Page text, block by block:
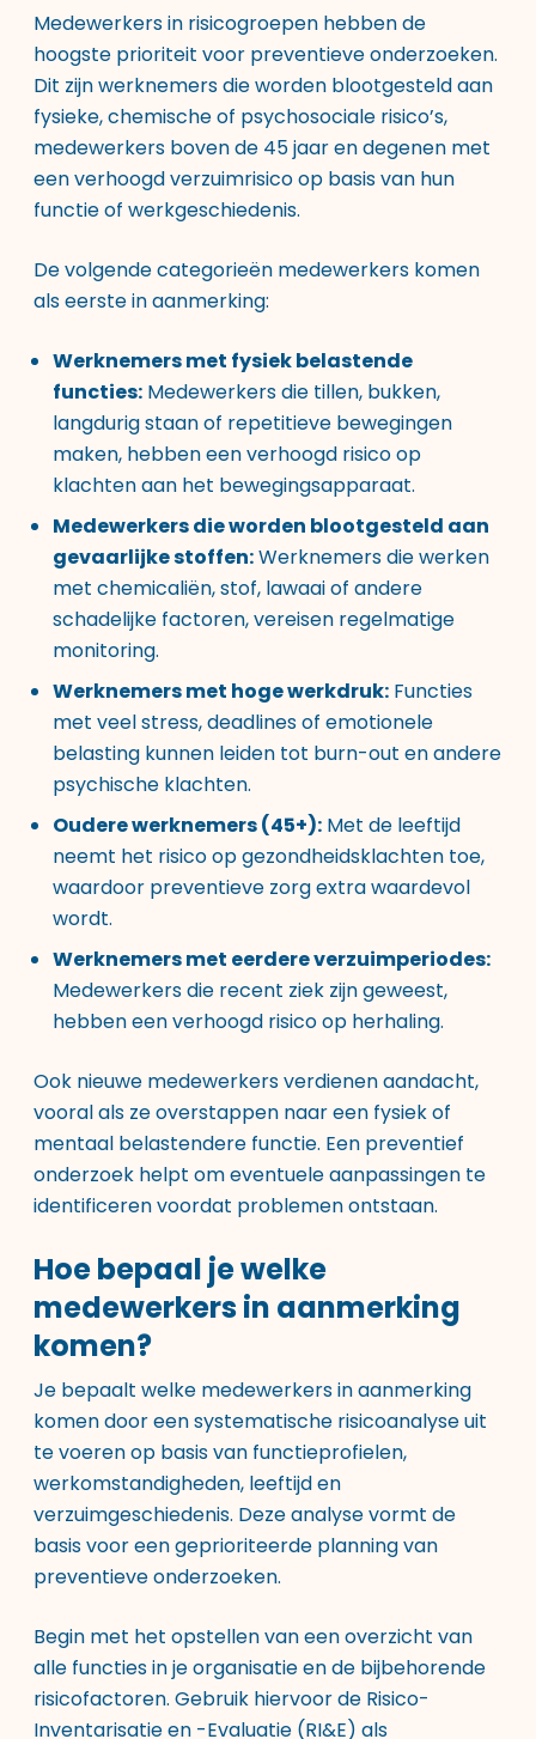
Medewerkers in risicogroepen hebben de
hoogste prioriteit voor preventieve onderzoeken.
Dit zijn werknemers die worden blootgesteld aan
fysieke, chemische of psychosociale risico’s,
medewerkers boven de 45 jaar en degenen met
een verhoogd verzuimrisico op basis van hun
functie of werkgeschiedenis.
De volgende categorieën medewerkers komen
als eerste in aanmerking:
Werknemers met fysiek belastende
functies: Medewerkers die tillen, bukken,
langdurig staan of repetitieve bewegingen
maken, hebben een verhoogd risico op
klachten aan het bewegingsapparaat.
Medewerkers die worden blootgesteld aan
gevaarlijke stoffen:Werknemers die werken
met chemicaliën, stof, lawaai of andere
schadelijke factoren, vereisen regelmatige
monitoring.
Werknemers met hoge werkdruk: Functies
met veel stress, deadlines of emotionele
belasting kunnen leiden tot burn-out en andere
psychische klachten.
Oudere werknemers (45+): Met de leeftijd
neemt het risico op gezondheidsklachten toe,
waardoor preventieve zorg extra waardevol
wordt.
Werknemers met eerdere verzuimperiodes:
Medewerkers die recent ziek zijn geweest,
hebben een verhoogd risico op herhaling.
Ook nieuwe medewerkers verdienen aandacht,
vooral als ze overstappen naar een fysiek of
mentaal belastendere functie. Een preventief
onderzoek helpt om eventuele aanpassingen te
identificeren voordat problemen ontstaan.
Hoe bepaal je welke
medewerkers in aanmerking
komen?
Je bepaalt welke medewerkers in aanmerking
komen door een systematische risicoanalyse uit
te voeren op basis van functieprofielen,
werkomstandigheden, leeftijd en
verzuimgeschiedenis. Deze analyse vormt de
basis voor een geprioriteerde planning van
preventieve onderzoeken.
Begin met het opstellen van een overzicht van
alle functies in je organisatie en de bijbehorende
risicofactoren. Gebruik hiervoor de Risico-
Inventarisatie en -Evaluatie (RI&E) als